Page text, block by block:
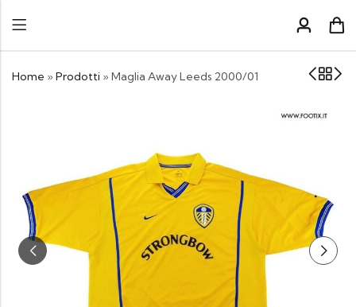
Home » Prodotti » Maglia Away Leeds 2000/01